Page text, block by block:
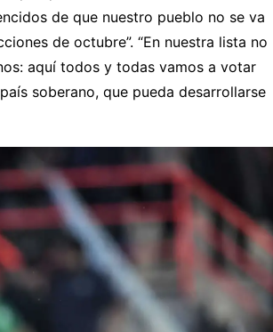
de que nuestro pueblo no se va
de octubre”. “En nuestra lista no
aquí todos y todas vamos a votar
soberano, que pueda desarrollarse